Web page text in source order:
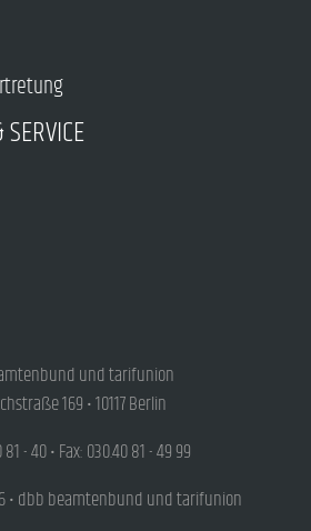
und tarifunion
169 • 10117 Berlin
- 40 • Fax: 030.40 81 - 49 99
• dbb beamtenbund und tarifunion